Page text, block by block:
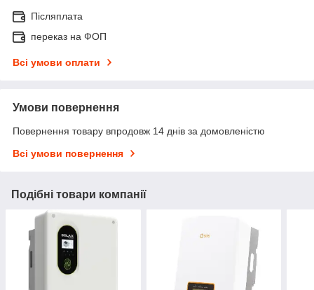
Післяплата
переказ на ФОП
Всі умови оплати
Умови повернення
Повернення товару впродовж 14 днів за домовленістю
Всі умови повернення
Подібні товари компанії